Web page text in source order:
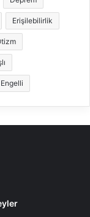
Erişilebilirlik